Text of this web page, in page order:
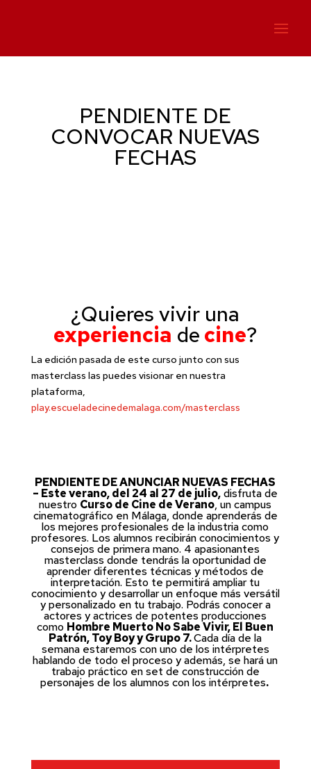
PENDIENTE DE
CONVOCAR NUEVAS
FECHAS
¿Quieres vivir una
experiencia de cine?
La edición pasada de este curso junto con sus
masterclass las puedes visionar en nuestra
plataforma,
play.escueladecinedemalaga.com/masterclass
PENDIENTE DE ANUNCIAR NUEVAS FECHAS
– Este verano, del 24 al 27 de julio,disfruta de
nuestro Curso de Cine de Verano, uncampus
cinematográfico en Málaga, donde aprenderás de
los mejores profesionales de la industriacomo
profesores. Los alumnos recibirán conocimientos y
consejos de primera mano. 4 apasionantes
masterclass donde tendrás la oportunidad de
aprender diferentes técnicas y métodos de
interpretación. Esto te permitirá ampliar tu
conocimiento y desarrollar un enfoque más versátil
y personalizado en tu trabajo. Podrás conocer a
actores y actrices de potentes producciones
como Hombre Muerto No Sabe Vivir, El Buen
Patrón, Toy Boy y Grupo 7.Cada día de la
semana estaremos con uno de los intérpretes
hablando de todo el proceso y además, se hará un
trabajo práctico en set de construcción de
personajes de los alumnos con los intérpretes.